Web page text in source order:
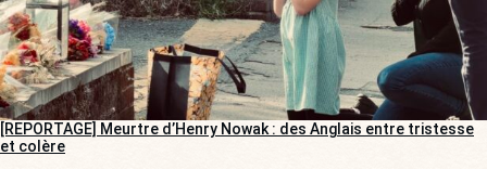
[REPORTAGE] Meurtre d’Henry Nowak : des Anglais entre tristesse
et colère